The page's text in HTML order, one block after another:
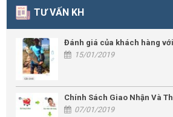
TƯ VẤN KH
Đánh giá của khách hàng
15/01/2019
Chính Sách Giao Nhận Và
07/01/2019